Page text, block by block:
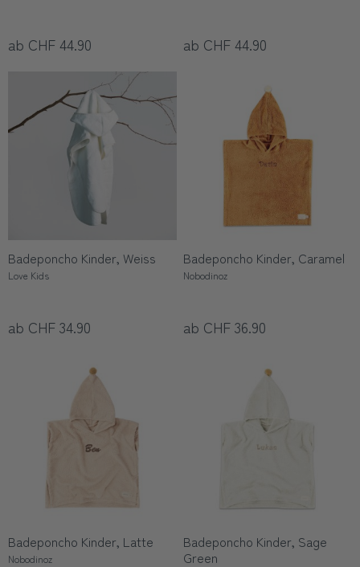
ab CHF 44.90 ab CHF 44.90
Badeponcho Kinder, Weiss
Love Kids
ab CHF 34.90
Badeponcho Kinder, Caramel
Nobodinoz
ab CHF 36.90
Badeponcho Kinder, Latte
Nobodinoz
Badeponcho Kinder, Sage
Green